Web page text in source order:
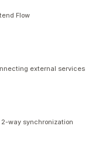
Flow
external services
way synchronization